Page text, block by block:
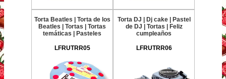
Torta Beatles | Torta de los
Beatles | Tortas | Tortas
temáticas | Pasteles
LFRUTRR05
Torta DJ | Dj cake | Pastel
de DJ | Tortas | Feliz
cumpleaños
LFRUTRR06